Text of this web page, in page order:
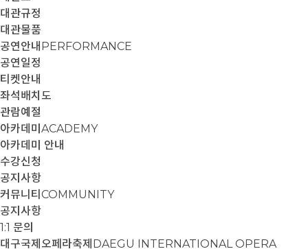
대관규정
대관물품
공연안내 PERFORMANCE
공연일정
티켓안내
좌석배치도
관람예절
아카데미 ACADEMY
아카데미 안내
수강신청
공지사항
커뮤니티 COMMUNITY
공지사항
1:1 문의
대구국제오페라축제 DAEGU INTERNATIONAL OPERA